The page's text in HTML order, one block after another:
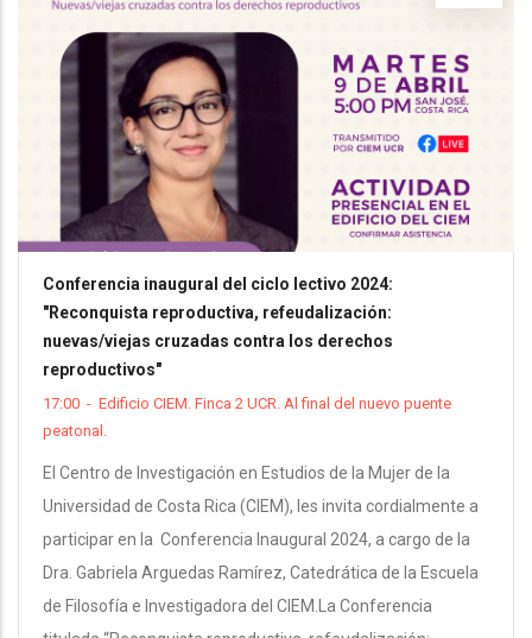
Conferencia inaugural del ciclo lectivo 2024:
"Reconquista reproductiva, refeudalización:
nuevas/viejas cruzadas contra los derechos
reproductivos"
17:00 - Edificio CIEM. Finca 2 UCR. Al final del nuevo puente
peatonal.
El Centro de Investigación en Estudios de la Mujer de la
Universidad de Costa Rica (CIEM), les invita cordialmente a
participar en la Conferencia Inaugural 2024, a cargo de la
Dra. Gabriela Arguedas Ramírez, Catedrática de la Escuela
de Filosofía e Investigadora del CIEM.La Conferencia